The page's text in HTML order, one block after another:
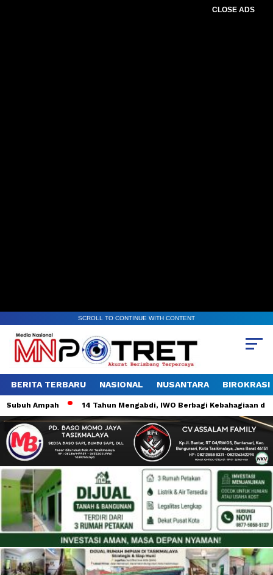
CLOSE ADS
SCROLL TO CONTINUE WITH CONTENT
BERITA TERBARU NASIONAL NUSANTARA BIROKRASI
Ampah 14 Tahun Mengabdi, IWO Berbagi Kebahagiaan di SD